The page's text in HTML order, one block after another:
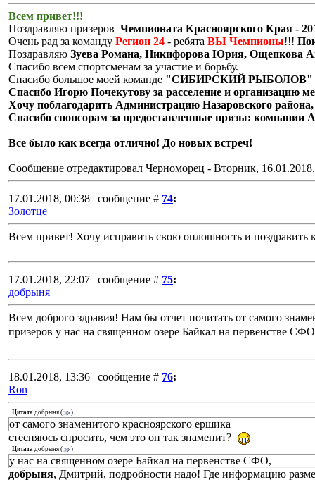
Всем привет!!!
Поздравляю призеров Чемпионата Красноярского Края -
Очень рад за команду Регион 24 - ребята ВЫ Чемпионы!!!
Поздравляю Зуева Романа, Никифорова Юрия, Ощепкова
Спасибо всем спортсменам за участие и борьбу.
Спасибо большое моей команде "СИБИРСКИЙ РЫБОЛОВ"
Спасибо Игорю Почекутову за расселение и организацию
Хочу поблагодарить Администрацию Назаровского
Спасибо спонсорам за предоставленные призы:
Все было как всегда отлично! До новых встреч!
Сообщение отредактировал Черноморец - Вторник,
17.01.2018, 00:38 | сообщение # 74:
Золотце
Всем привет! Хочу исправить свою оплошность и
17.01.2018, 22:07 | сообщение # 75:
добрыня
Всем доброго здравия! Нам бы отчет почитать от самого
призеров у нас на священном озере Байкал на первенстве
18.01.2018, 13:36 | сообщение # 76:
Ron
Цитата добрыня ( )
от самого знаменитого красноярского ершика
стесняюсь спросить, чем это он так знаменит?
Цитата добрыня ( )
у нас на священном озере Байкал на первенстве СФО,
добрыня, Дмитрий, подробности надо! Где информацию